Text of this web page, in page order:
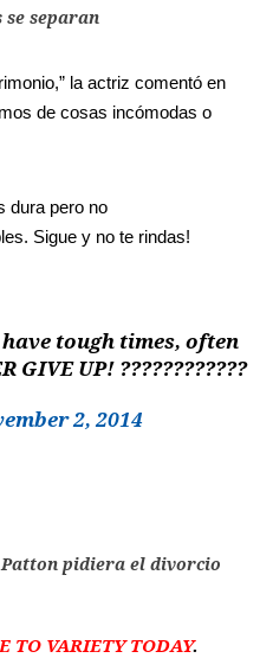
se separan
la actriz comentó en
de cosas incómodas o
dura pero no
Sigue y no te rindas!
tough times, often
UP! ????????????
2, 2014
Patton pidiera el divorcio
TO VARIETY TODAY.